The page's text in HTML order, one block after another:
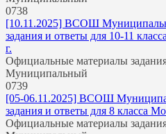
0738
[10.11.2025] ВСОШ
задания и ответы для 10-11
г.
Официальные материалы
Муниципальный
0739
[05-06.11.2025] ВСОШ
задания и ответы для 8 класса
Официальные материалы